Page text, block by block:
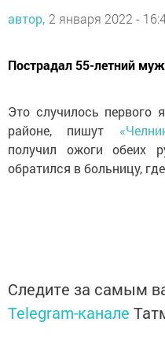
автор, 2 января 2022 -
Пострадал 55-летний
Это случилось первого
районе, пишут
получил ожоги обеих
обратился в больницу,
Следите за самым
Telegram-канале